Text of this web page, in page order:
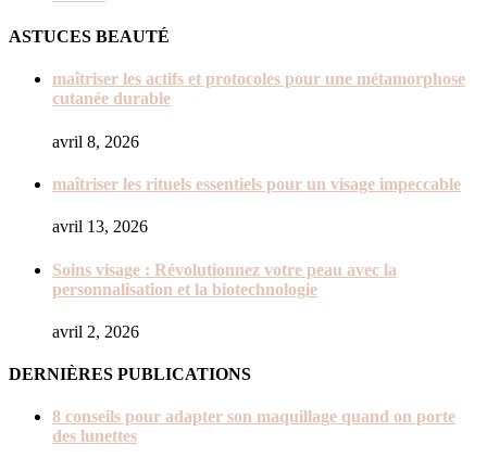
ASTUCES BEAUTÉ
maîtriser les actifs et protocoles pour une métamorphose
cutanée durable
avril 8, 2026
maîtriser les rituels essentiels pour un visage impeccable
avril 13, 2026
Soins visage : Révolutionnez votre peau avec la
personnalisation et la biotechnologie
avril 2, 2026
DERNIÈRES PUBLICATIONS
8 conseils pour adapter son maquillage quand on porte
des lunettes